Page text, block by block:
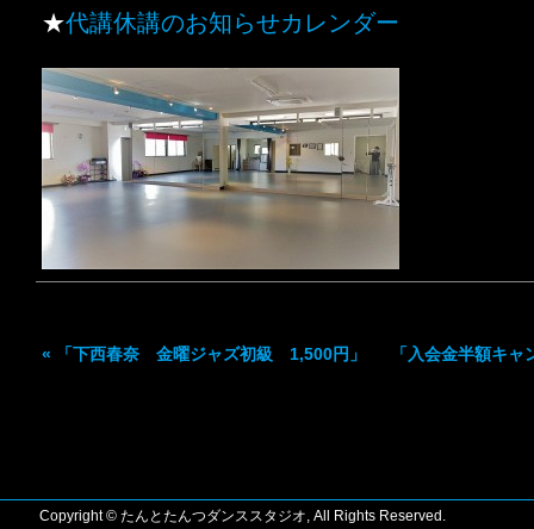
★代講休講のお知らせカレンダー
« 「下西春奈 金曜ジャズ初級 1,500円」 「入会金半額キ
Copyright © たんとたんつダンススタジオ, All Rights Reserved.